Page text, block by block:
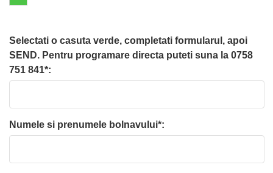
Selectati o casuta verde, completati formularul, apoi
SEND. Pentru programare directa puteti suna la 0758
751 841*:
Numele si prenumele bolnavului*: